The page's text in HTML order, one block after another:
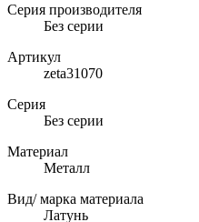
Серия производителя
Без серии
Артикул
zeta31070
Серия
Без серии
Материал
Металл
Вид/ марка материала
Латунь